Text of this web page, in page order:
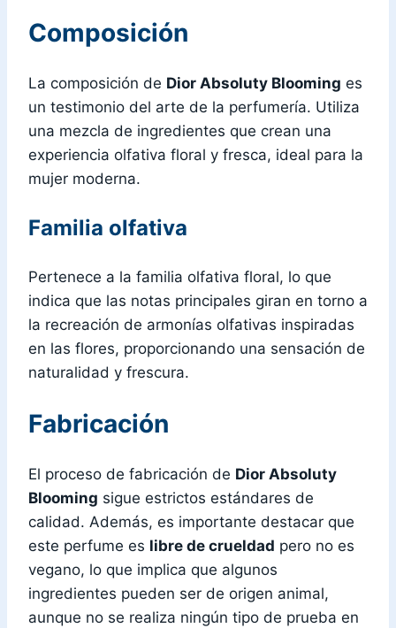
Composición
La composición de Dior Absoluty Blooming es
un testimonio del arte de la perfumería. Utiliza
una mezcla de ingredientes que crean una
experiencia olfativa floral y fresca, ideal para la
mujer moderna.
Familia olfativa
Pertenece a la familia olfativa floral, lo que
indica que las notas principales giran en torno a
la recreación de armonías olfativas inspiradas
en las flores, proporcionando una sensación de
naturalidad y frescura.
Fabricación
El proceso de fabricación de Dior Absoluty
Blooming sigue estrictos estándares de
calidad. Además, es importante destacar que
este perfume es libre de crueldad pero no es
vegano, lo que implica que algunos
ingredientes pueden ser de origen animal,
aunque no se realiza ningún tipo de prueba en